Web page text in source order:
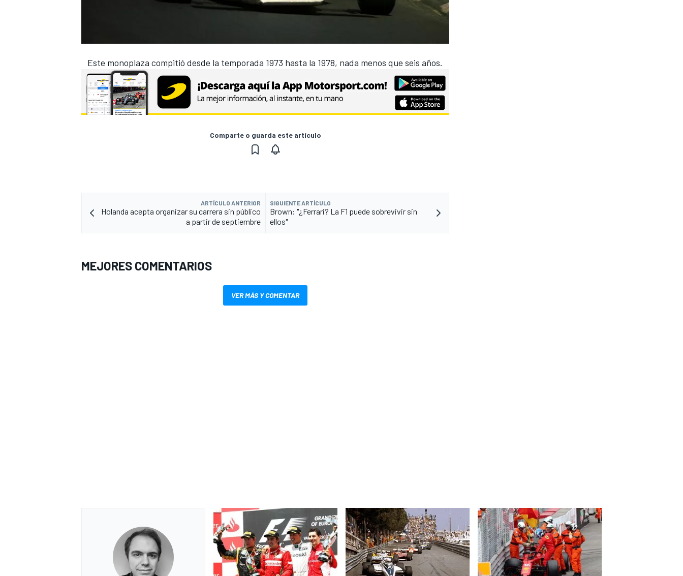
Este monoplaza compitió desde la temporada 1973 hasta la 1978, nada menos que seis años.
Comparte o guarda este artículo
ARTÍCULO ANTERIOR
Holanda acepta organizar su carrera sin público
a partir de septiembre
SIGUIENTE ARTÍCULO
Brown: "¿Ferrari? La F1 puede sobrevivir sin
ellos"
MEJORES COMENTARIOS
VER MÁS Y COMENTAR